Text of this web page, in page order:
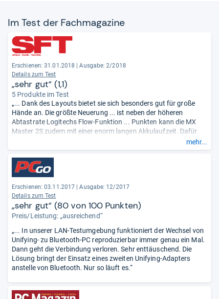
Im Test der Fach­ma­ga­zine
Erschienen: 31.01.2018
Ausgabe: 2/2018
Details zum Test
„sehr gut“ (1,1)
5 Produkte im Test
„... Dank des Layouts bietet sie sich besonders gut für große
Hände an. Die größte Neuerung ... ist neben der höheren
Abtastrate Logitechs Flow-Funktion ... Punkten kann die MX
Master 2S zudem mit einer enorm langen Akkulaufzeit. Dafür
erscheint ein Preis von 80 Euro, gerade verglichen mit anderen
hochwertigen Mäusen, absolut gerechtfertigt. Einzig Spieler, die
gerne Makros benutzen, sollten sich nach einem anderen Gerät
umsehen.“
mehr...
Erschienen: 03.11.2017
Ausgabe: 12/2017
Details zum Test
„sehr gut“ (80 von 100 Punkten)
Preis/Leistung: „ausreichend“
„... In unserer LAN-Testumgebung funktioniert der Wechsel von
Unifying- zu Bluetooth-PC reproduzierbar immer genau ein Mal.
Dann geht die Verbindung verloren. Sehr enttäuschend. Die
Lösung bringt der Einsatz eines zweiten Unifying-Adapters
anstelle von Bluetooth. Nur so läuft es.“